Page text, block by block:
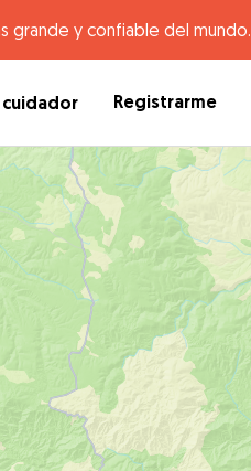
grande y confiable del mundo.
Registrarme